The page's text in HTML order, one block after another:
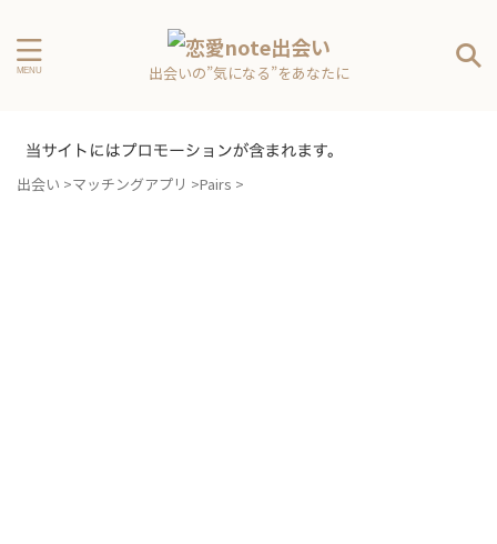
出会いの”気になる”をあなたに
出会い >マッチングアプリ >Pairs >